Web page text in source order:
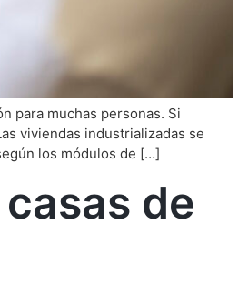
para muchas personas. Si
viviendas industrializadas se
los módulos de […]
de